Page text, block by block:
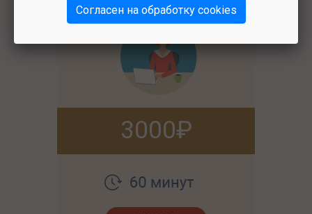
3000
Согласен на обработку cookies